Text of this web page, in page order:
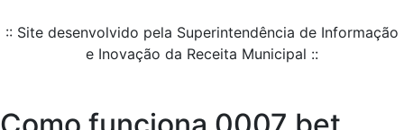
:: Site desenvolvido pela Superintendência de Informação
e Inovação da Receita Municipal ::